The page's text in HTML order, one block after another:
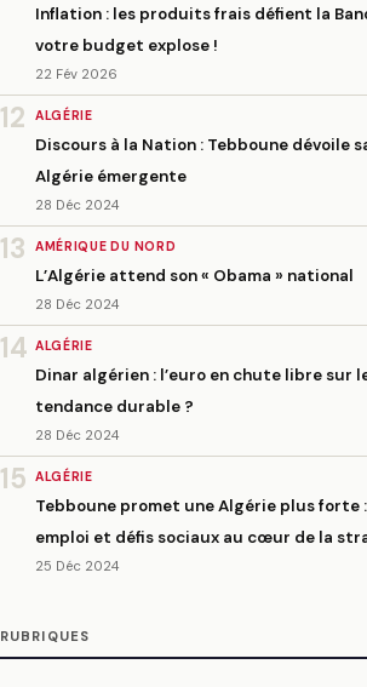
Inflation : les produits frais défient la
votre budget explose !
22 Fév 2026
12 ALGÉRIE
Discours à la Nation : Tebboune dévoile
Algérie émergente
28 Déc 2024
13 AMÉRIQUE DU NORD
L’Algérie attend son « Obama » national
28 Déc 2024
14 ALGÉRIE
Dinar algérien : l’euro en chute libre sur
tendance durable ?
28 Déc 2024
15 ALGÉRIE
Tebboune promet une Algérie plus forte
emploi et défis sociaux au cœur de la
25 Déc 2024
RUBRIQUES